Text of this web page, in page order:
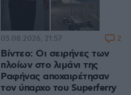
Βίντεο: Οι σειρήνες των
πλοίων στο λιμάνι της
Ραφήνας αποχαιρέτησαν
τον ύπαρχο του Superferry
05.08.2026, 21:57 2